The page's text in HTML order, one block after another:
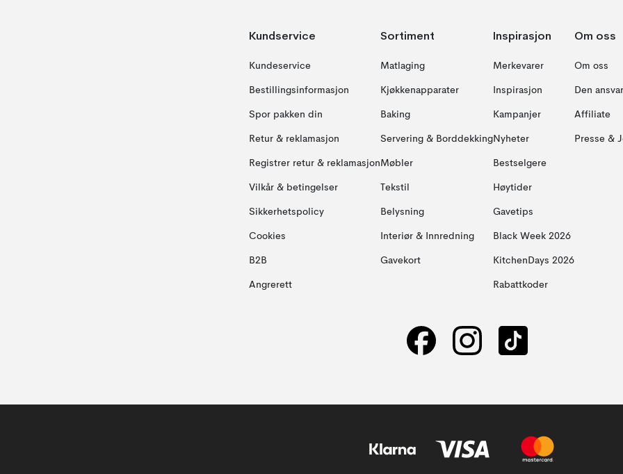
Kundservice
Kundeservice
Bestillingsinformasjon
Spor pakken din
Retur & reklamasjon
Registrer retur & reklamasjon
Vilkår & betingelser
Sikkerhetspolicy
Cookies
B2B
Angrerett
Sortiment
Matlaging
Kjøkkenapparater
Baking
Servering & Borddekking
Møbler
Tekstil
Belysning
Interiør & Innredning
Gavekort
Inspirasjon
Merkevarer
Inspirasjon
Kampanjer
Nyheter
Bestselgere
Høytider
Gavetips
Black Week 2026
KitchenDays 2026
Rabattkoder
Om oss
Om oss
Den
Affiliate
Presse &